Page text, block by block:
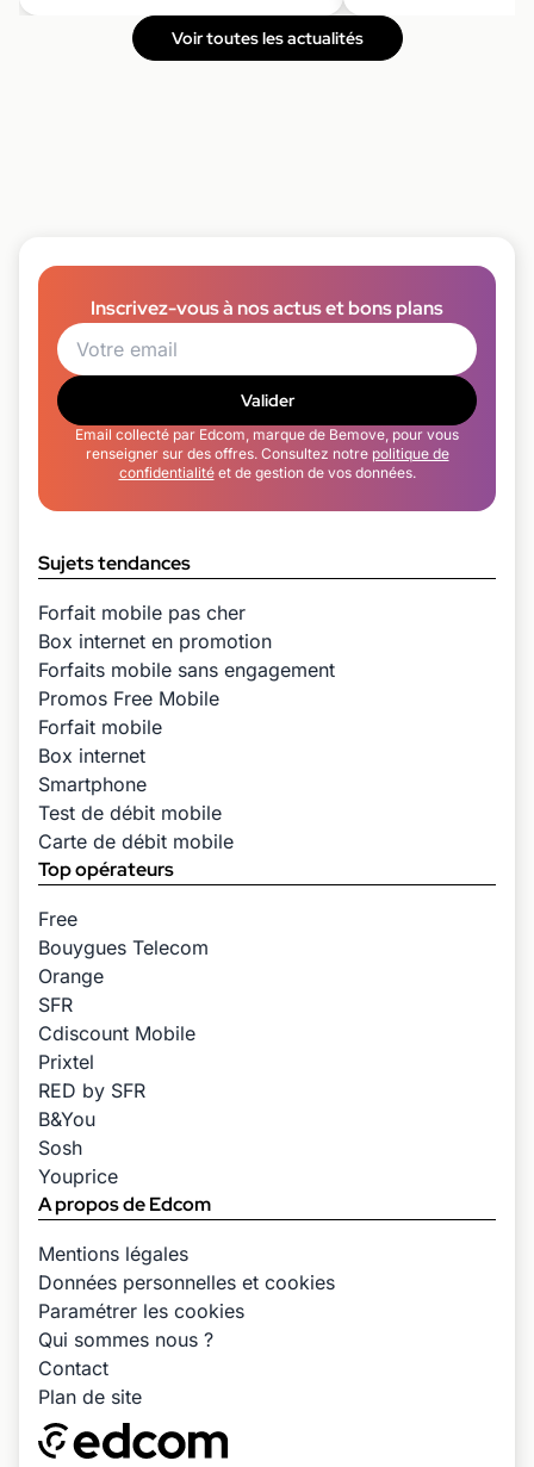
Voir toutes les actualités
Inscrivez-vous à nos actus et bons plans
Valider
Email collecté par Edcom, marque de Bemove, pour vous
renseigner sur des offres. Consultez notre politique de
confidentialitéet de gestion de vos données.
Sujets tendances
Forfait mobile pas cher
Box internet en promotion
Forfaits mobile sans engagement
Promos Free Mobile
Forfait mobile
Box internet
Smartphone
Test de débit mobile
Carte de débit mobile
Top opérateurs
Free
Bouygues Telecom
Orange
SFR
Cdiscount Mobile
Prixtel
RED by SFR
B&You
Sosh
Youprice
A propos de Edcom
Mentions légales
Données personnelles et cookies
Paramétrer les cookies
Qui sommes nous ?
Contact
Plan de site